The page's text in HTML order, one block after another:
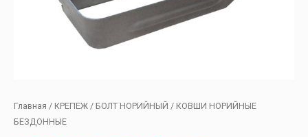
Главная / КРЕПЕЖ / БОЛТ НОРИЙНЫЙ / КОВШИ НОРИЙНЫЕ
БЕЗДОННЫЕ